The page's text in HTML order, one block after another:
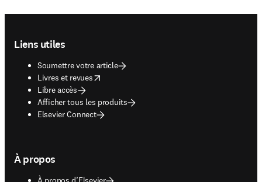
Liens utiles
Soumettre votre article
Livres et revues
opens in new tab/window
Libre accès
Afficher tous les produits
Elsevier Connect
À propos